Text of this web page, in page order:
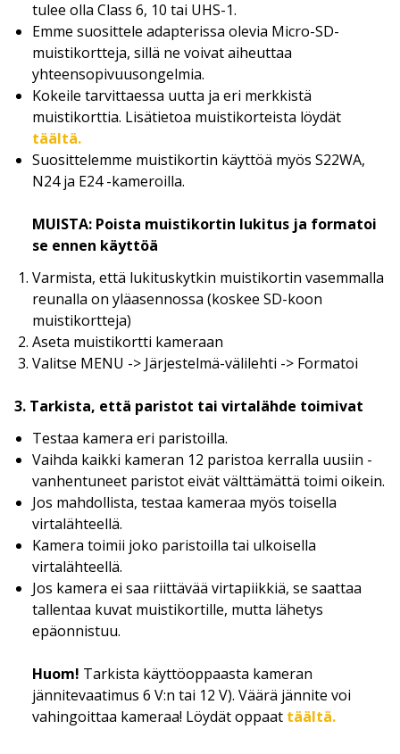
tulee olla Class 6, 10 tai UHS-1.
Emme suosittele adapterissa olevia Micro-SD-
muistikortteja, sillä ne voivat aiheuttaa
yhteensopivuusongelmia.
Kokeile tarvittaessa uutta ja eri merkkistä
muistikorttia. Lisätietoa muistikorteista löydät
täältä.
Suosittelemme muistikortin käyttöä myös S22WA,
N24 ja E24 -kameroilla.
MUISTA: Poista muistikortin lukitus ja formatoi
se ennen käyttöä
Varmista, että lukituskytkin muistikortin vasemmalla
reunalla on yläasennossa (koskee SD-koon
muistikortteja)
Aseta muistikortti kameraan
Valitse MENU -> Järjestelmä-välilehti -> Formatoi
3. Tarkista, että paristot tai virtalähde toimivat
Testaa kamera eri paristoilla.
Vaihda kaikki kameran 12 paristoa kerralla uusiin -
vanhentuneet paristot eivät välttämättä toimi oikein.
Jos mahdollista, testaa kameraa myös toisella
virtalähteellä.
Kamera toimii joko paristoilla tai ulkoisella
virtalähteellä.
Jos kamera ei saa riittävää virtapiikkiä, se saattaa
tallentaa kuvat muistikortille, mutta lähetys
epäonnistuu.
Huom! Tarkista käyttöoppaasta kameran
jännitevaatimus 6 V:n tai 12 V). Väärä jännite voi
vahingoittaa kameraa! Löydät oppaat täältä.